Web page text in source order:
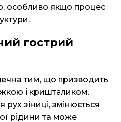
особливо якщо процес
гострий
тим, що призводить
і кришталиком.
зіниці, змінюється
рідини та може